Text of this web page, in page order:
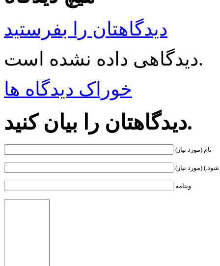
دیدگاهتان را بفرستید
دیدگاهی داده نشده است.
خوراک دیدگاه ها
دیدگاهتان را بیان کنید.
نام (مورد نیاز)
(مورد نیاز)
وبنامه